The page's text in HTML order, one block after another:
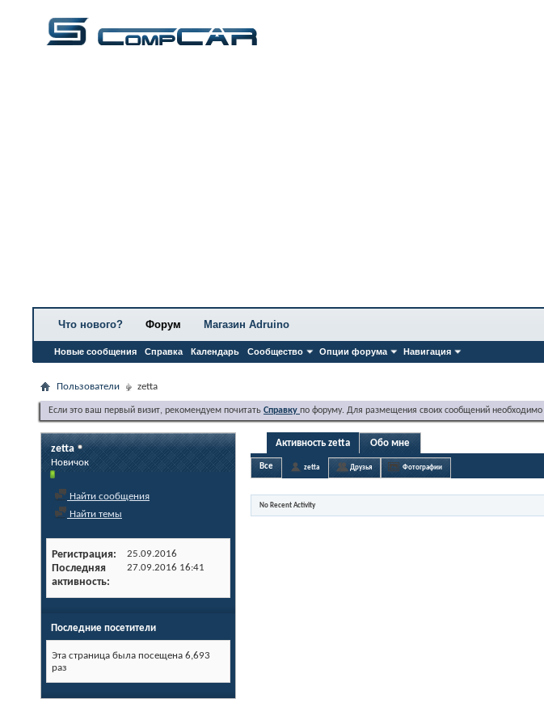
Что нового? Форум
Новые сообщения Справка Календарь Сообщество Опции форума Навигация
Магазин Adruino
Пользователи zetta
Если это ваш первый визит, рекомендуем почитать Справку по форуму. Для размещения своих сообщений необходимо
zetta
Новичок
Найти сообщения
Найти темы
Регистрация 25.09.2016
Последняя
активность
27.09.2016 16:41
Последние посетители
Эта страница была посещена 6,693
раз
Активность zetta Обо мне
Все zetta Друзья Фотографии
No Recent Activity